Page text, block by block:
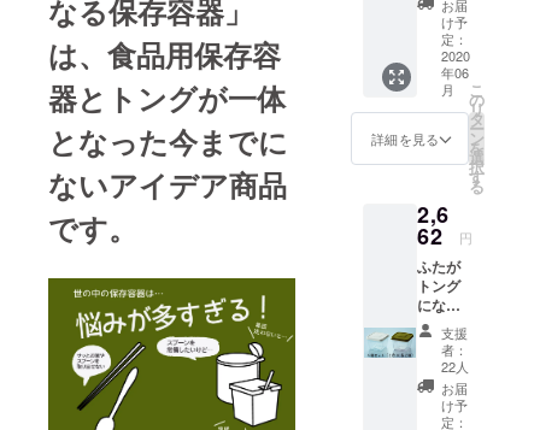
なる保存容器」
は、食品用保存容
器とトングが一体
となった今までに
ないアイデア商品
です。
のOEM事
業：製品設
計、金型作
成、試作、
加工（塗
刷）、組
立、梱包、
各部部材調
達、完成品
受注まで。
成形機のサ
イズは50ト
ン～680トン
ラー 2
個セッ
お届
け予
定：
2020
年06
月
詳細を見る
こ
の
リ
タ
ー
ン
を
選
択
す
る
2,6
62 円
ふたが
トング
になる
保存容
器
CAMPF
IRE限定
ラー 4
支援
者：
22人
お届
け予
定：